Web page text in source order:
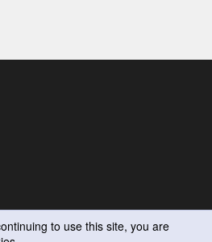
to use this site, you are